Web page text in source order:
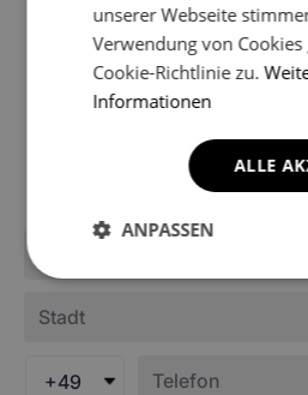
Sie können Ihr
nicht
Shops aufgenommen worden.
Informationen über die
erhalten.
+49
unserer Webseite
Verwendung von
Cookie-Richtlinie zu.
Informationen
ALLE
ANPASSEN